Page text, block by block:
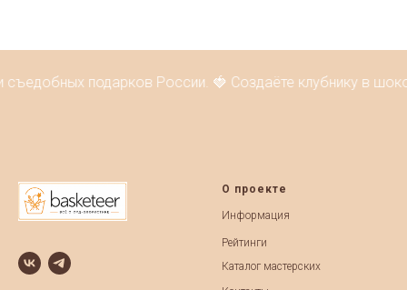
подарков России. 🍓 Создаёте клубнику в
О проекте
Информация
Рейтинги
Каталог мастерских